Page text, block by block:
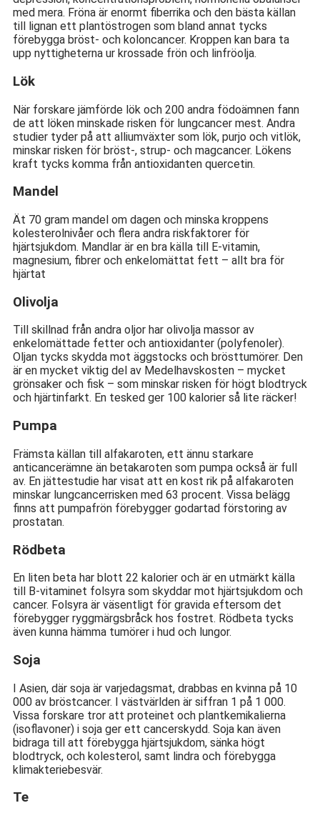
med mera. Fröna är enormt fiberrika och den bästa källan
till lignan ett plantöstrogen som bland annat tycks
förebygga bröst- och koloncancer. Kroppen kan bara ta
upp nyttigheterna ur krossade frön och linfröolja.
Lök
När forskare jämförde lök och 200 andra födoämnen fann
de att löken minskade risken för lungcancer mest. Andra
studier tyder på att alliumväxter som lök, purjo och vitlök,
minskar risken för bröst-, strup- och magcancer. Lökens
kraft tycks komma från antioxidanten quercetin.
Mandel
Ät 70 gram mandel om dagen och minska kroppens
kolesterolnivåer och flera andra riskfaktorer för
hjärtsjukdom. Mandlar är en bra källa till E-vitamin,
magnesium, fibrer och enkelomättat fett – allt bra för
hjärtat
Olivolja
Till skillnad från andra oljor har olivolja massor av
enkelomättade fetter och antioxidanter (polyfenoler).
Oljan tycks skydda mot äggstocks och brösttumörer. Den
är en mycket viktig del av Medelhavskosten – mycket
grönsaker och fisk – som minskar risken för högt blodtryck
och hjärtinfarkt. En tesked ger 100 kalorier så lite räcker!
Pumpa
Främsta källan till alfakaroten, ett ännu starkare
anticancerämne än betakaroten som pumpa också är full
av. En jättestudie har visat att en kost rik på alfakaroten
minskar lungcancerrisken med 63 procent. Vissa belägg
finns att pumpafrön förebygger godartad förstoring av
prostatan.
Rödbeta
En liten beta har blott 22 kalorier och är en utmärkt källa
till B-vitaminet folsyra som skyddar mot hjärtsjukdom och
cancer. Folsyra är väsentligt för gravida eftersom det
förebygger ryggmärgsbråck hos fostret. Rödbeta tycks
även kunna hämma tumörer i hud och lungor.
Soja
I Asien, där soja är varjedagsmat, drabbas en kvinna på 10
000 av bröstcancer. I västvärlden är siffran 1 på 1 000.
Vissa forskare tror att proteinet och plantkemikalierna
(isoflavoner) i soja ger ett cancerskydd. Soja kan även
bidraga till att förebygga hjärtsjukdom, sänka högt
blodtryck, och kolesterol, samt lindra och förebygga
klimakteriebesvär.
Te